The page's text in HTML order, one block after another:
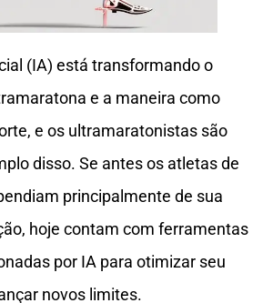
(IA) está transformando o
e a maneira como
e os ultramaratonistas são
disso. Se antes os atletas de
principalmente de sua
hoje contam com ferramentas
por IA para otimizar seu
novos limites.